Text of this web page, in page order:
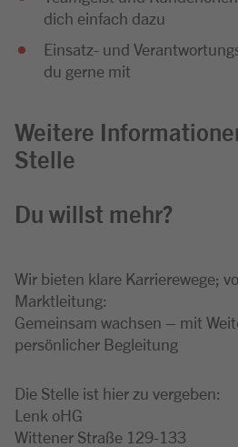
dich einfach dazu
Einsatz- und
du gerne mit
Weitere
Stelle
Du willst mehr?
Wir bieten klare Karrierewege;
Marktleitung:
Gemeinsam wachsen – mit
persönlicher Begleitung
Die Stelle ist hier zu vergeben:
Lenk oHG
Wittener Straße 129-133